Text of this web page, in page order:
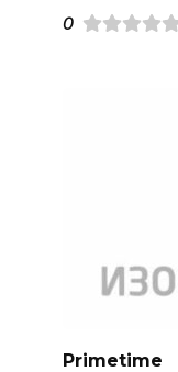
0
Primetime